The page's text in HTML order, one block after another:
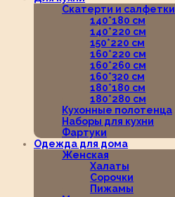
Скатерти и салфетки
140*180 см
140*220 см
150*220 см
160*220 см
160*260 см
160*320 см
180*180 см
180*280 см
Кухонные полотенца
Наборы для кухни
Фартуки
Одежда для дома
Женская
Халаты
Сорочки
Пижамы